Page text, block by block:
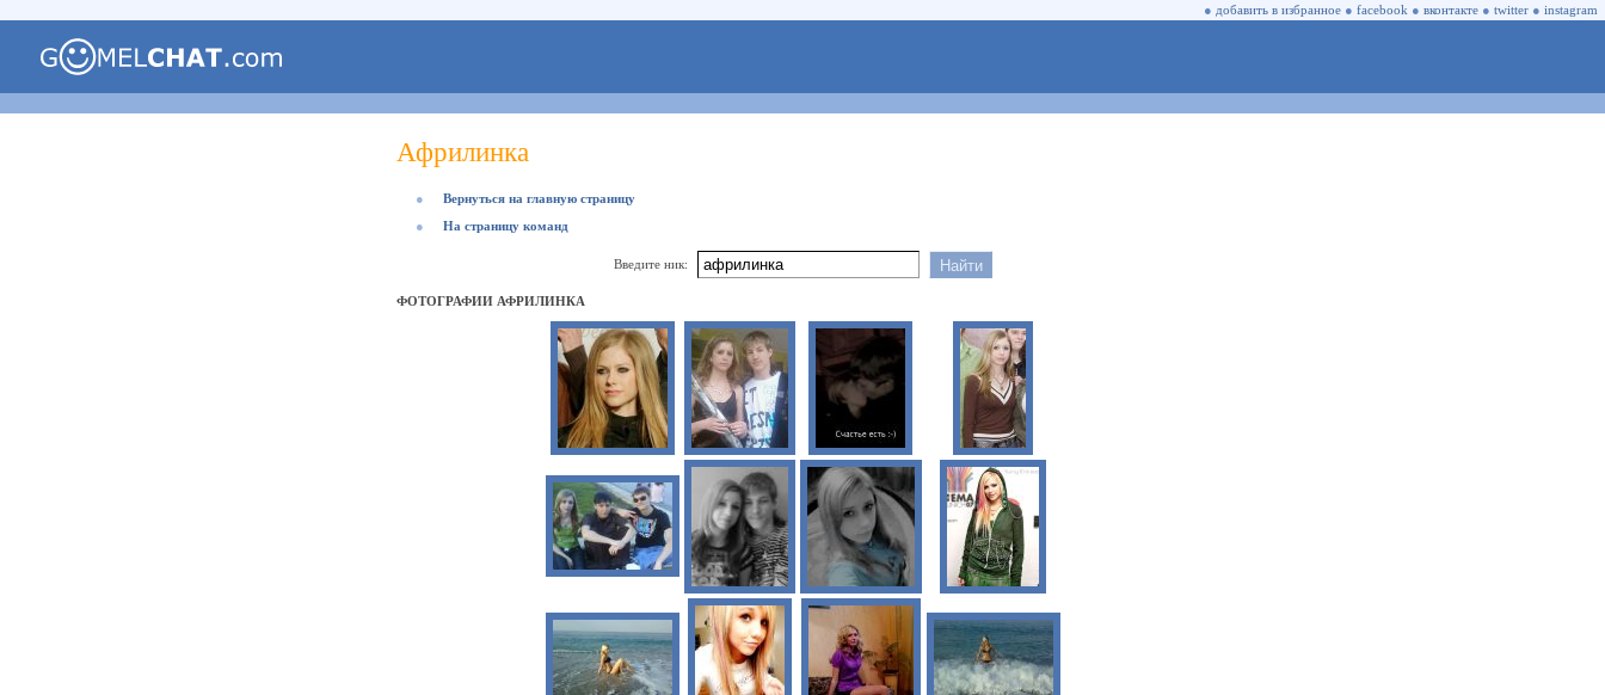
● добавить в избранное ● facebook ● вконтакте ● twitter ● instagram
Африлинка
●
Вернуться на главную страницу
●
На страницу команд
Введите ник:
ФОТОГРАФИИ АФРИЛИНКА